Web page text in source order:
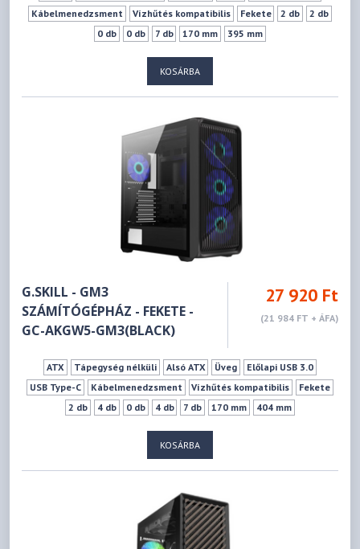
Kábelmenedzsment Vízhűtés kompatibilis Fekete 2 db
2 db
0 db
0 db 7 db 170 mm 395 mm
KOSÁRBA
G.SKILL - GM3
SZÁMÍTÓGÉPHÁZ - FEKETE -
GC-AKGW5-GM3(BLACK)
27 920 Ft
(21 984 FT + ÁFA)
ATX Tápegység nélküli Alsó ATX Üveg
Előlapi USB 3.0
USB Type-C
Kábelmenedzsment Vízhűtés kompatibilis
Fekete
2 db
4 db 0 db 4 db 7 db 170 mm 404 mm
KOSÁRBA